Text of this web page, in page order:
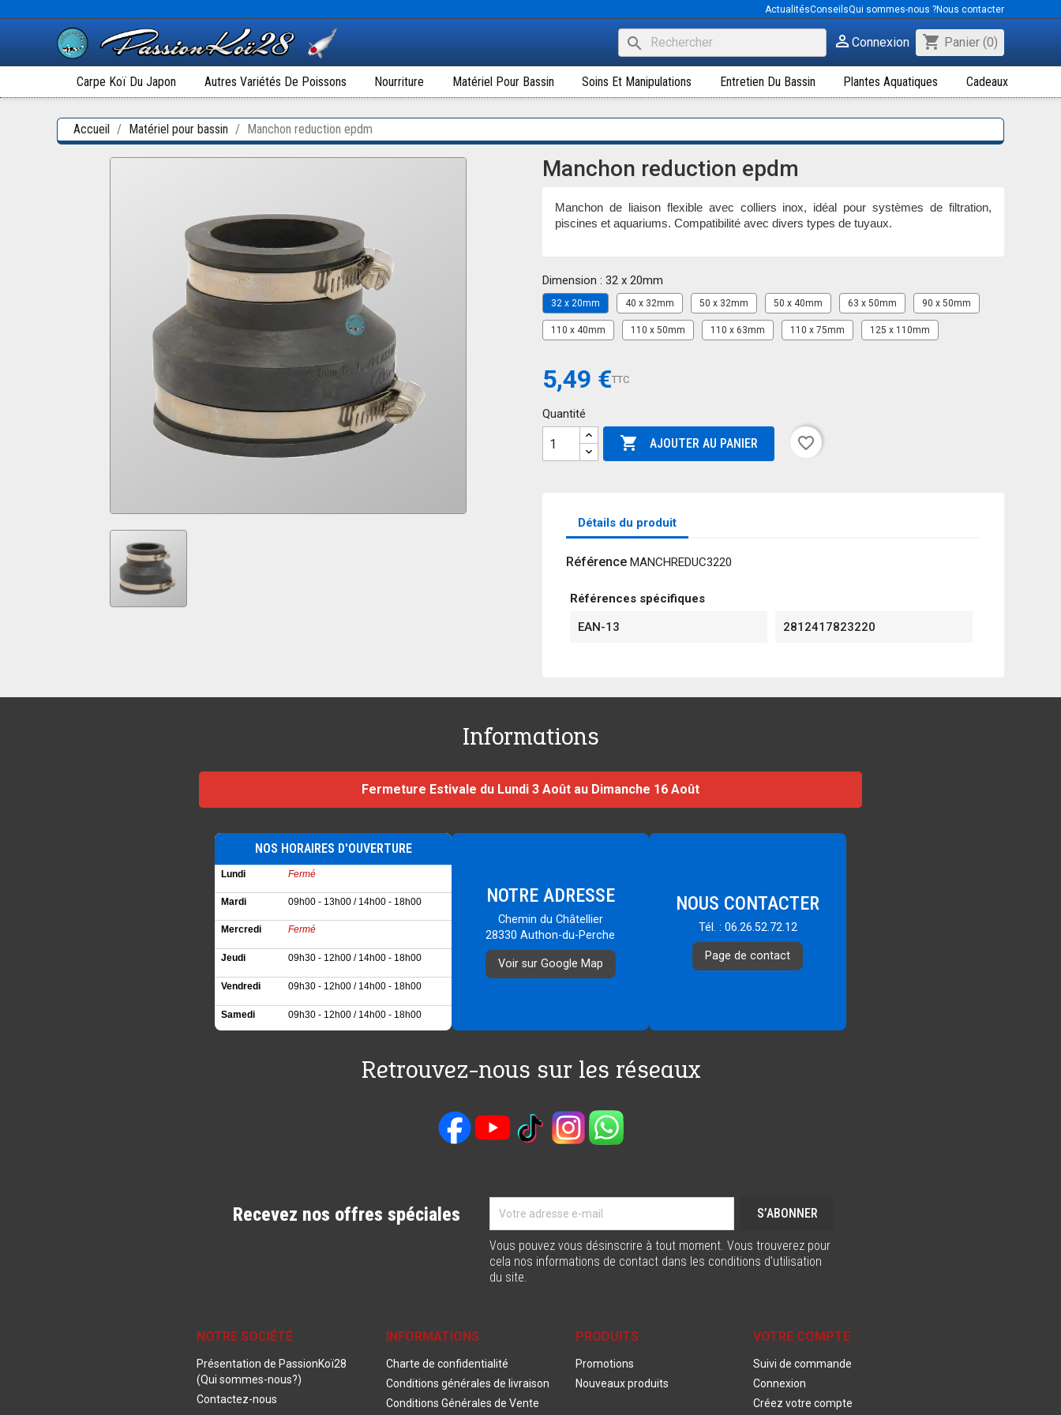
ActualitésConseilsQui sommes-nous ?Nous contacter
search  Connexion shopping_cart Panier (0)
Carpe Koï Du Japon Autres Variétés De Poissons Nourriture Matériel Pour Bassin Soins Et Manipulations Entretien Du Bassin Plantes Aquatiques Cadeaux
Accueil Matériel pour bassin Manchon reduction epdm
Manchon reduction epdm
Manchon de liaison flexible avec colliers inox, idéal pour systèmes de filtration,
piscines et aquariums. Compatibilité avec divers types de tuyaux.
Dimension : 32 x 20mm
32 x 20mm 40 x 32mm 50 x 32mm 50 x 40mm 63 x 50mm 90 x 50mm
110 x 40mm 110 x 50mm 110 x 63mm 110 x 75mm 125 x 110mm
5,49 €TTC
Quantité
 AJOUTER AU PANIER favorite_border
Détails du produit
Référence MANCHREDUC3220
Références spécifiques
EAN-13
2812417823220
Informations
Fermeture Estivale du Lundi 3 Août au Dimanche 16 Août
NOS HORAIRES D'OUVERTURE
Lundi Fermé
Mardi 09h00 - 13h00 / 14h00 - 18h00
Mercredi Fermé
Jeudi 09h30 - 12h00 / 14h00 - 18h00
Vendredi 09h30 - 12h00 / 14h00 - 18h00
Samedi 09h30 - 12h00 / 14h00 - 18h00
NOTRE ADRESSE
Chemin du Châtellier
28330 Authon-du-Perche
Voir sur Google Map
NOUS CONTACTER
Tél. : 06.26.52.72.12
Page de contact
Retrouvez-nous sur les réseaux
Recevez nos offres spéciales
Vous pouvez vous désinscrire à tout moment. Vous trouverez pour
cela nos informations de contact dans les conditions d'utilisation
du site.
NOTRE SOCIÉTÉ
Présentation de PassionKoï28
(Qui sommes-nous?)
Contactez-nous
INFORMATIONS
Charte de confidentialité
Conditions générales de livraison
Conditions Générales de Vente
PRODUITS
Promotions
Nouveaux produits
VOTRE COMPTE
Suivi de commande
Connexion
Créez votre compte